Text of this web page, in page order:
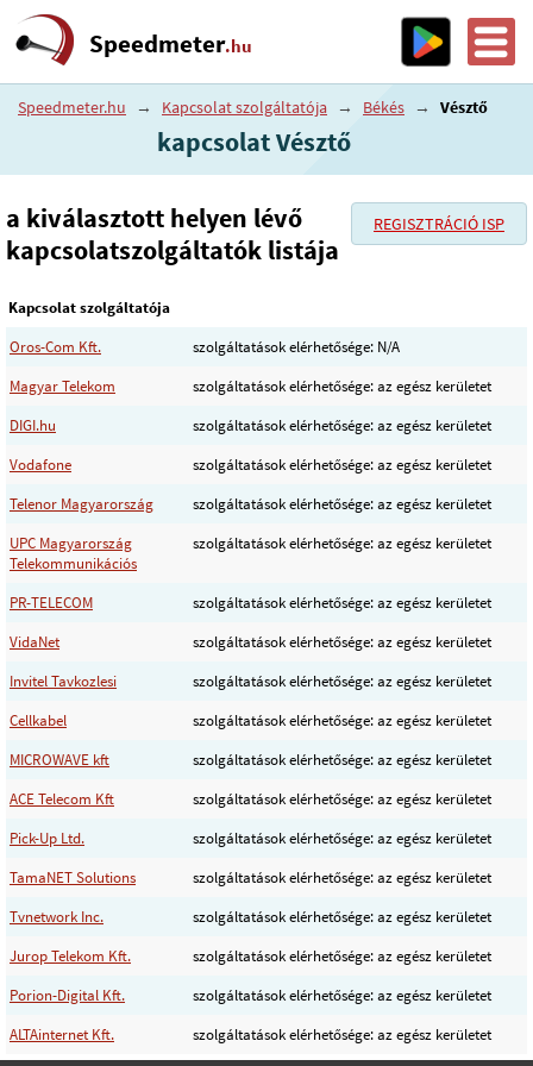
Speedmeter.hu
Speedmeter.hu → Kapcsolat szolgáltatója → Békés → Vésztő
kapcsolat Vésztő
REGISZTRÁCIÓ ISP
a kiválasztott helyen lévő
kapcsolatszolgáltatók listája
Kapcsolat szolgáltatója
Oros-Com Kft.
szolgáltatások elérhetősége: N/A
Magyar Telekom
szolgáltatások elérhetősége: az egész kerületet
DIGI.hu
szolgáltatások elérhetősége: az egész kerületet
Vodafone
szolgáltatások elérhetősége: az egész kerületet
Telenor Magyarország
szolgáltatások elérhetősége: az egész kerületet
UPC Magyarország
Telekommunikációs
szolgáltatások elérhetősége: az egész kerületet
PR-TELECOM
szolgáltatások elérhetősége: az egész kerületet
VidaNet
szolgáltatások elérhetősége: az egész kerületet
Invitel Tavkozlesi
szolgáltatások elérhetősége: az egész kerületet
Cellkabel
szolgáltatások elérhetősége: az egész kerületet
MICROWAVE kft
szolgáltatások elérhetősége: az egész kerületet
ACE Telecom Kft
szolgáltatások elérhetősége: az egész kerületet
Pick-Up Ltd.
szolgáltatások elérhetősége: az egész kerületet
TamaNET Solutions
szolgáltatások elérhetősége: az egész kerületet
Tvnetwork Inc.
szolgáltatások elérhetősége: az egész kerületet
Jurop Telekom Kft.
szolgáltatások elérhetősége: az egész kerületet
Porion-Digital Kft.
szolgáltatások elérhetősége: az egész kerületet
ALTAinternet Kft.
szolgáltatások elérhetősége: az egész kerületet